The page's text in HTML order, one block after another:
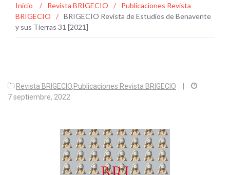
Inicio / Revista BRIGECIO /
Publicaciones Revista
BRIGECIO
/ BRIGECIO Revista de Estudios de Benavente
y sus Tierras 31 [2021]
Revista BRIGECIO,Publicaciones Revista BRIGECIO
|
7 septiembre, 2022